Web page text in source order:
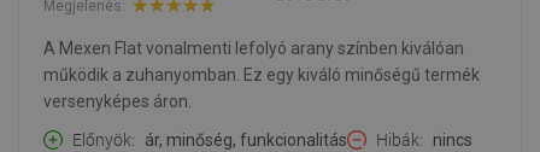
Megjelenés:
A Mexen Flat vonalmenti lefolyó arany színben kiválóan
működik a zuhanyomban. Ez egy kiváló minőségű termék
versenyképes áron.
Előnyök
ár, minőség, funkcionalitás Hibák nincs